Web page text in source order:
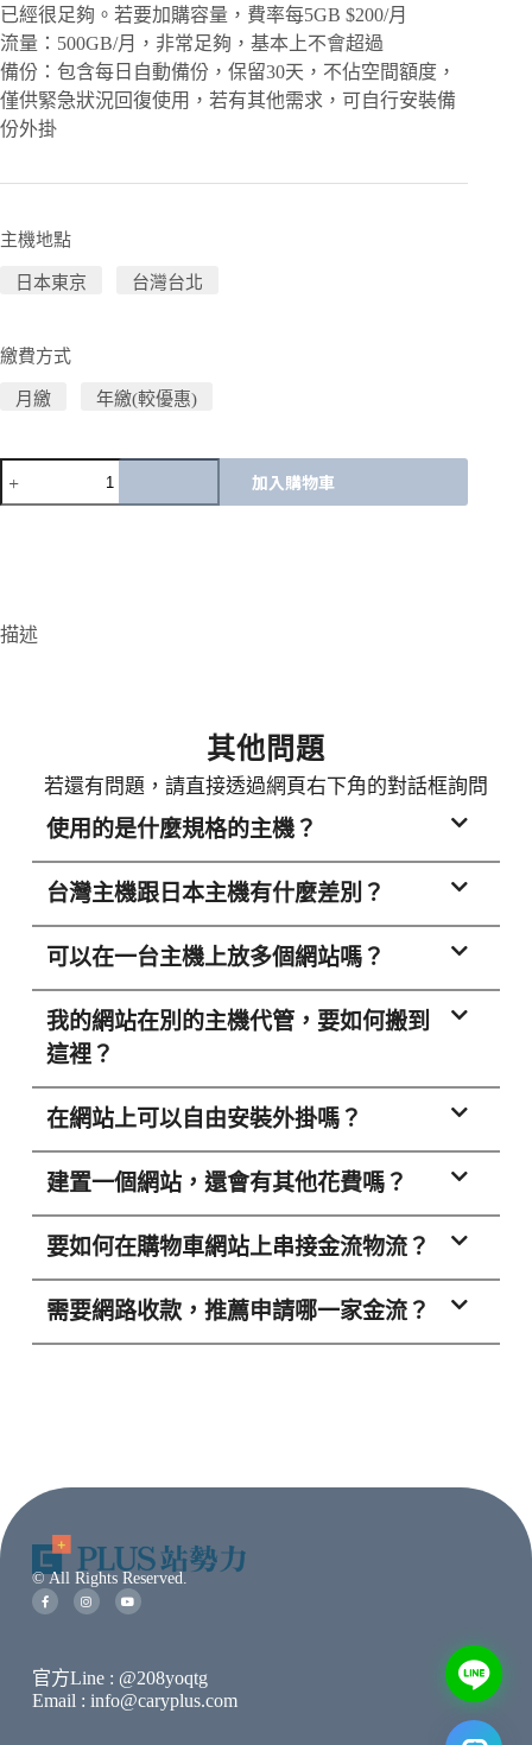
已經很足夠。若要加購容量，費率每5GB $200/月
流量：500GB/月，非常足夠，基本上不會超過
備份：包含每日自動備份，保留30天，不佔空間額度，
僅供緊急狀況回復使用，若有其他需求，可自行安裝備
份外掛
主機地點
日本東京 台灣台北
繳費方式
月繳 年繳(較優惠)
加入購物車
n
a
描述
其他問題
若還有問題，請直接透過網頁右下角的對話框詢問
使用的是什麼規格的主機？
台灣主機跟日本主機有什麼差別？
可以在一台主機上放多個網站嗎？
我的網站在別的主機代管，要如何搬到
這裡？
在網站上可以自由安裝外掛嗎？
建置一個網站，還會有其他花費嗎？
要如何在購物車網站上串接金流物流？
需要網路收款，推薦申請哪一家金流？
© All Rights Reserved.
官方Line : @208yoqtg
Email : info@caryplus.com